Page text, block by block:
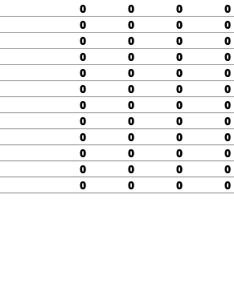
0 0 0 0
0 0 0 0
0 0 0 0
0 0 0 0
0 0 0 0
0 0 0 0
0 0 0 0
0 0 0 0
0 0 0 0
0 0 0 0
0 0 0 0
0 0 0 0